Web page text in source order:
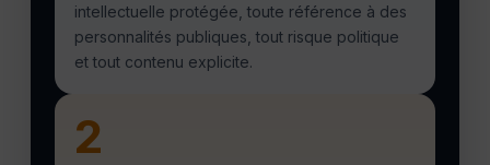
intellectuelle protégée, toute référence à des
personnalités publiques, tout risque politique
et tout contenu explicite.
2